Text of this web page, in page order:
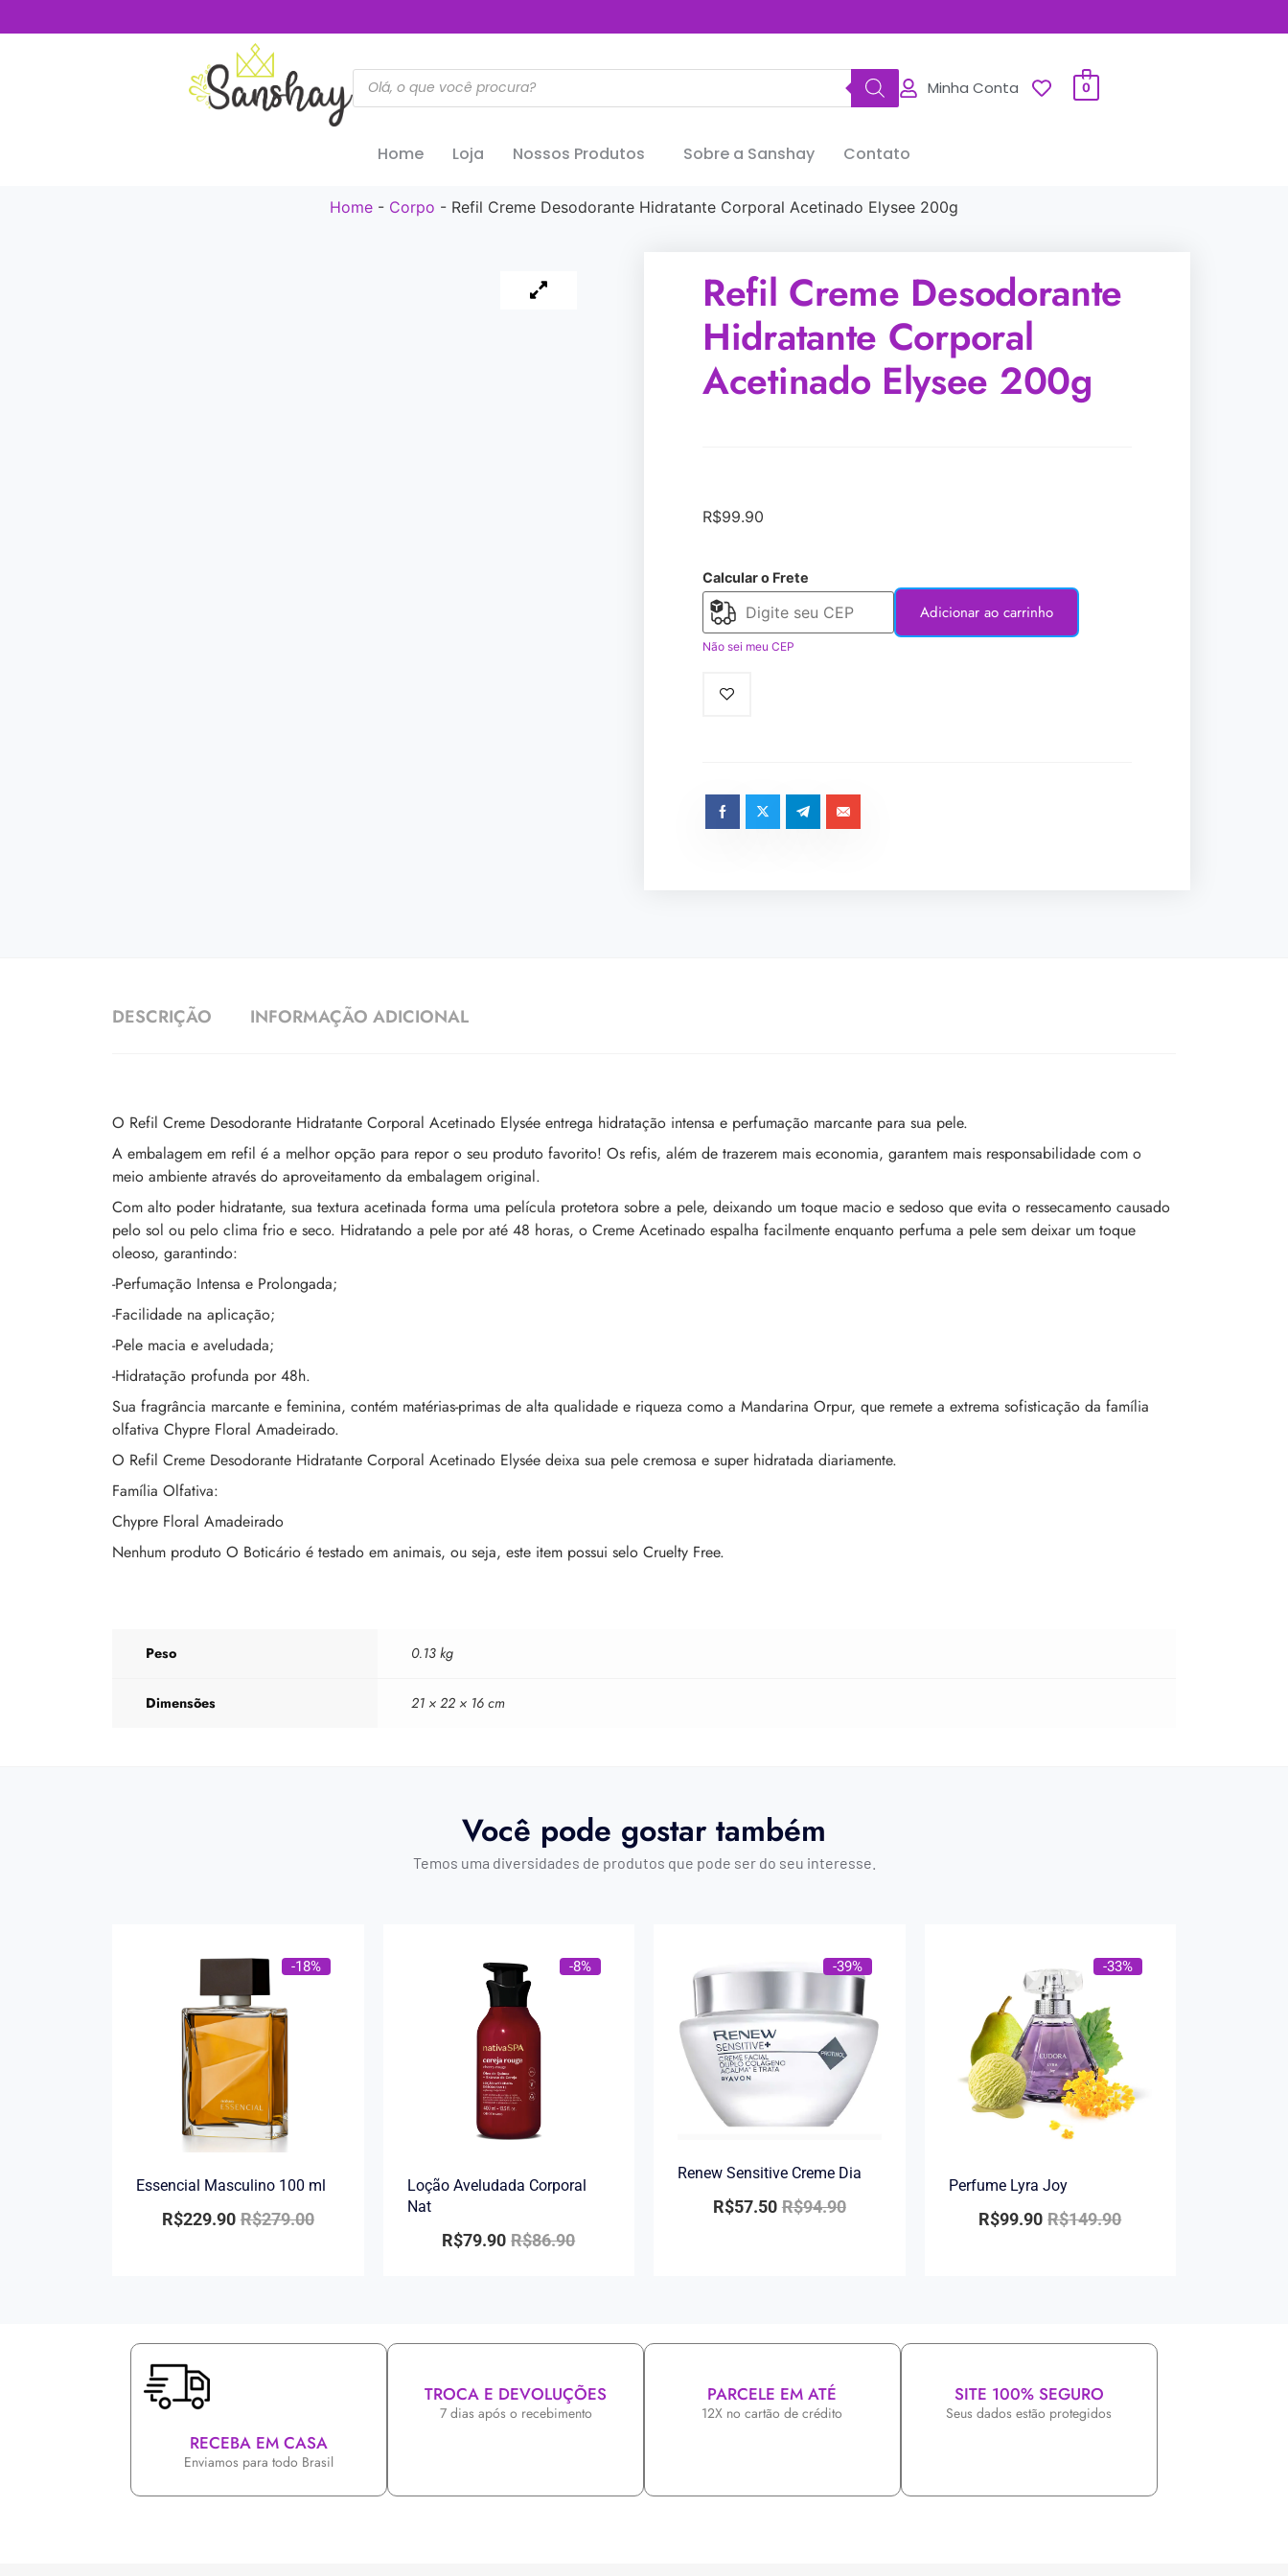
Minha Conta 0
Home Loja Nossos Produtos Sobre a Sanshay Contato
Home - Corpo - Refil Creme Desodorante Hidratante Corporal Acetinado Elysee 200g
Refil Creme Desodorante
Hidratante Corporal
Acetinado Elysee 200g
R$99.90
Calcular o Frete
Não sei meu CEP
Adicionar ao carrinho
DESCRIÇÃO INFORMAÇÃO ADICIONAL
O Refil Creme Desodorante Hidratante Corporal Acetinado Elysée entrega hidratação intensa e perfumação marcante para sua pele.
A embalagem em refil é a melhor opção para repor o seu produto favorito! Os refis, além de trazerem mais economia, garantem mais responsabilidade com o
meio ambiente através do aproveitamento da embalagem original.
Com alto poder hidratante, sua textura acetinada forma uma película protetora sobre a pele, deixando um toque macio e sedoso que evita o ressecamento causado
pelo sol ou pelo clima frio e seco. Hidratando a pele por até 48 horas, o Creme Acetinado espalha facilmente enquanto perfuma a pele sem deixar um toque
oleoso, garantindo:
-Perfumação Intensa e Prolongada;
-Facilidade na aplicação;
-Pele macia e aveludada;
-Hidratação profunda por 48h.
Sua fragrância marcante e feminina, contém matérias-primas de alta qualidade e riqueza como a Mandarina Orpur, que remete a extrema sofisticação da família
olfativa Chypre Floral Amadeirado.
O Refil Creme Desodorante Hidratante Corporal Acetinado Elysée deixa sua pele cremosa e super hidratada diariamente.
Família Olfativa:
Chypre Floral Amadeirado
Nenhum produto O Boticário é testado em animais, ou seja, este item possui selo Cruelty Free.
Peso 0.13 kg
Dimensões 21 × 22 × 16 cm
Você pode gostar também
Temos uma diversidades de produtos que pode ser do seu interesse.
-18%
Essencial Masculino 100 ml
R$279.00
R$229.90
-8%
Loção Aveludada Corporal
Nat
R$86.90
R$79.90
-39%
Renew Sensitive Creme Dia
R$94.90
R$57.50
-33%
Perfume Lyra Joy
R$149.90
R$99.90
RECEBA EM CASA
Enviamos para todo Brasil
TROCA E DEVOLUÇÕES
7 dias após o recebimento
PARCELE EM ATÉ
12X no cartão de crédito
SITE 100% SEGURO
Seus dados estão protegidos